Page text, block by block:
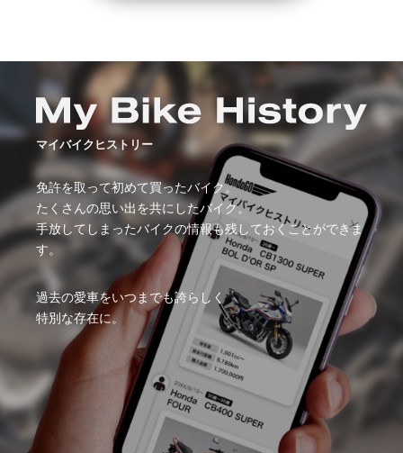
マイバイクヒストリー
免許を取って初めて買ったバイク。​
たくさんの思い出を共にしたバイク。​
手放してしまったバイクの情報も残しておくことができま
す。​
過去の愛車をいつまでも誇らしく
特別な存在に。​